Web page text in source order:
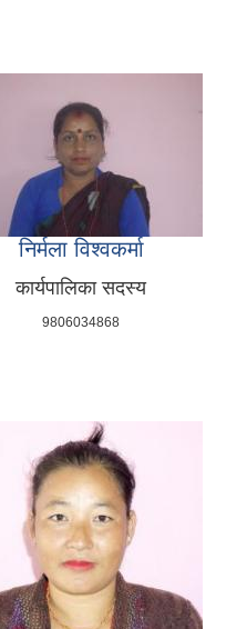
निर्मला विश्वकर्मा
कार्यपालिका सदस्य
9806034868